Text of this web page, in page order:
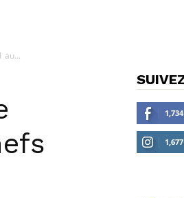
au...
1,734
1,677